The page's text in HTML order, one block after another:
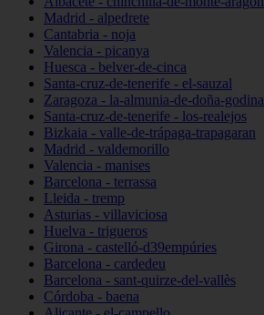
Madrid - alpedrete
Cantabria - noja
Valencia - picanya
Huesca - belver-de-cinca
Santa-cruz-de-tenerife - el-sauzal
Zaragoza - la-almunia-de-doña-godina
Santa-cruz-de-tenerife - los-realejos
Bizkaia - valle-de-trápaga-trapagaran
Madrid - valdemorillo
Valencia - manises
Barcelona - terrassa
Lleida - tremp
Asturias - villaviciosa
Huelva - trigueros
Girona - castelló-d39empúries
Barcelona - cardedeu
Barcelona - sant-quirze-del-vallès
Córdoba - baena